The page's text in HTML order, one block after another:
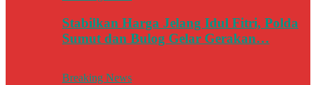
Stabilkan Harga Jelang Idul Fitri, Polda
Sumut dan Bulog Gelar Gerakan…
Breaking News